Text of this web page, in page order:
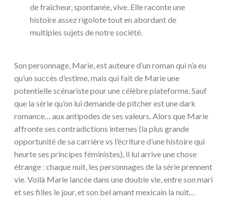
de fraîcheur, spontanée, vive. Elle raconte une
histoire assez rigolote tout en abordant de
multiples sujets de notre société.
Son personnage, Marie, est auteure d’un roman qui n’a eu
qu’un succès d’estime, mais qui fait de Marie une
potentielle scénariste pour une célèbre plateforme. Sauf
que la série qu’on lui demande de pitcher est une dark
romance… aux antipodes de ses valeurs. Alors que Marie
affronte ses contradictions internes (la plus grande
opportunité de sa carrière vs l’écriture d’une histoire qui
heurte ses principes féministes), il lui arrive une chose
étrange : chaque nuit, les personnages de la série prennent
vie. Voilà Marie lancée dans une double vie, entre son mari
et ses filles le jour, et son bel amant mexicain la nuit…